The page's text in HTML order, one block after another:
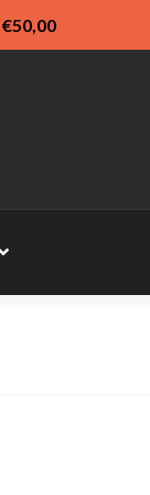
€50,00